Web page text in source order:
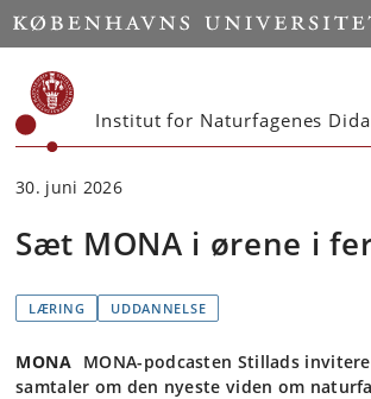
Start
Institut for Naturfagenes
30. juni 2026
Sæt MONA i ørene i
LÆRING UDDANNELSE
MONA MONA-podcasten Stillads
samtaler om den nyeste viden om